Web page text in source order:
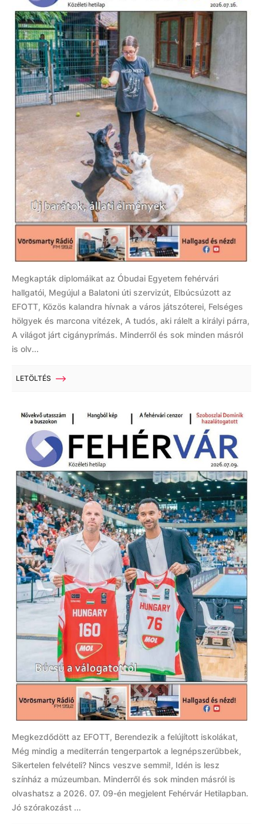
Megkapták diplomáikat az Óbudai Egyetem fehérvári
hallgatói, Megújul a Balatoni úti szervizút, Elbúcsúzott az
EFOTT, Közös kalandra hívnak a város játszóterei, Felséges
hölgyek és marcona vitézek, A tudós, aki rálelt a királyi párra,
A világot járt cigányprímás. Minderről és sok minden másról
is olv...
LETÖLTÉS
Megkezdődött az EFOTT, Berendezik a felújított iskolákat,
Még mindig a mediterrán tengerpartok a legnépszerűbbek,
Sikertelen felvételi? Nincs veszve semmi!, Idén is lesz
színház a múzeumban. Minderről és sok minden másról is
olvashatsz a 2026. 07. 09-én megjelent Fehérvár Hetilapban.
Jó szórakozást ...